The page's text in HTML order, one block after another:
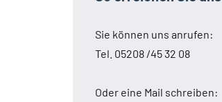
Sie können uns anrufen:
Tel. 05208 /45 32 08
Oder eine Mail schreiben: